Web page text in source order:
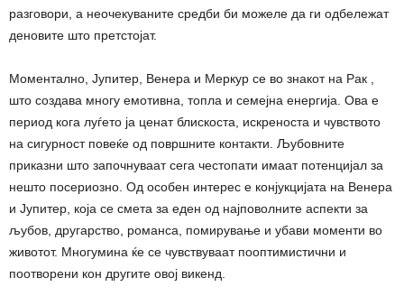
разговори, а неочекуваните средби би можеле да ги одбележат
деновите што претстојат.
Моментално, Јупитер, Венера и Меркур се во знакот на Рак ,
што создава многу емотивна, топла и семејна енергија. Ова е
период кога луѓето ја ценат блискоста, искреноста и чувството
на сигурност повеќе од површните контакти. Љубовните
приказни што започнуваат сега честопати имаат потенцијал за
нешто посериозно. Од особен интерес е конјукцијата на Венера
и Јупитер, која се смета за еден од најповолните аспекти за
љубов, другарство, романса, помирување и убави моменти во
животот. Многумина ќе се чувствуваат пооптимистични и
поотворени кон другите овој викенд.